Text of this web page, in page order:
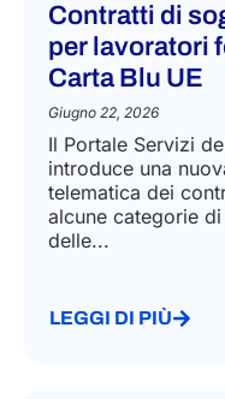
Contratti di
per lavoratori
Carta Blu UE
Giugno 22, 2026
Il Portale Servizi
introduce una
telematica dei
alcune categorie
delle...
LEGGI DI PIÙ